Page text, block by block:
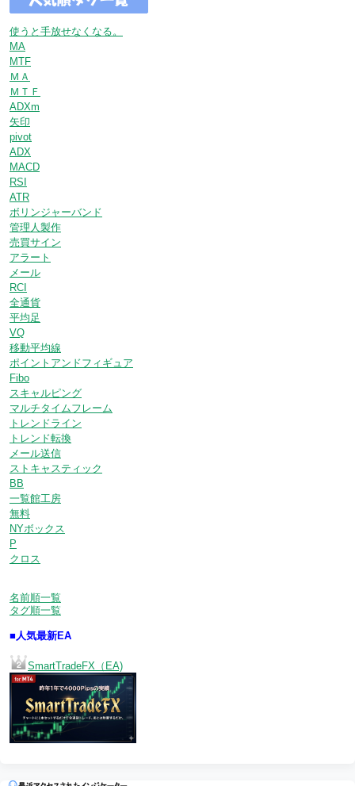
使うと手放せなくなる。
MA
MTF
ＭＡ
ＭＴＦ
ADXm
矢印
pivot
ADX
MACD
RSI
ATR
ボリンジャーバンド
管理人製作
売買サイン
アラート
メール
RCI
全通貨
平均足
VQ
移動平均線
ポイントアンドフィギュア
Fibo
スキャルピング
マルチタイムフレーム
トレンドライン
トレンド転換
メール送信
ストキャスティック
BB
一覧館工房
無料
NYボックス
P
クロス
名前順一覧
タグ順一覧
■人気最新EA
SmartTradeFX（EA)